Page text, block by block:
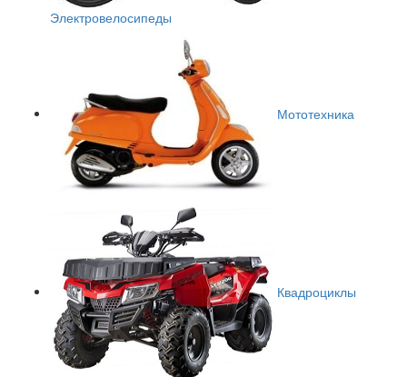
Электровелосипеды
Мототехника
Квадроциклы